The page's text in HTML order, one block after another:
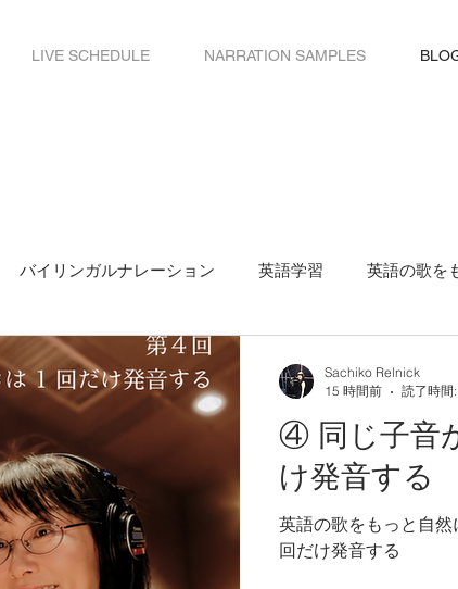
LIVE SCHEDULE NARRATION SAMPLES
バイリンガルナレーション 英語学習 英語の歌を
④ 同じ子音
け発音する
英語の歌をもっと自然に歌うコツ 同じ
回だけ発音する
Sachiko Relnick
15 時間前
読了時間